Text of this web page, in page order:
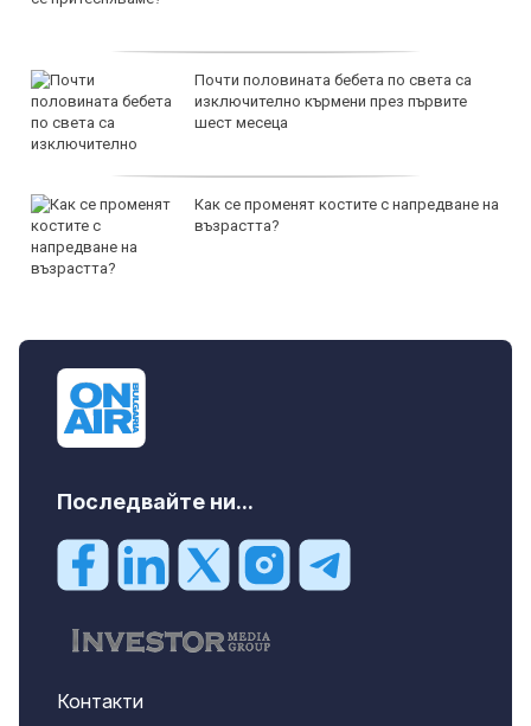
Почти половината бебета по света са
изключително кърмени през първите
шест месеца
Как се променят костите с напредване на
възрастта?
Последвайте ни...
Контакти